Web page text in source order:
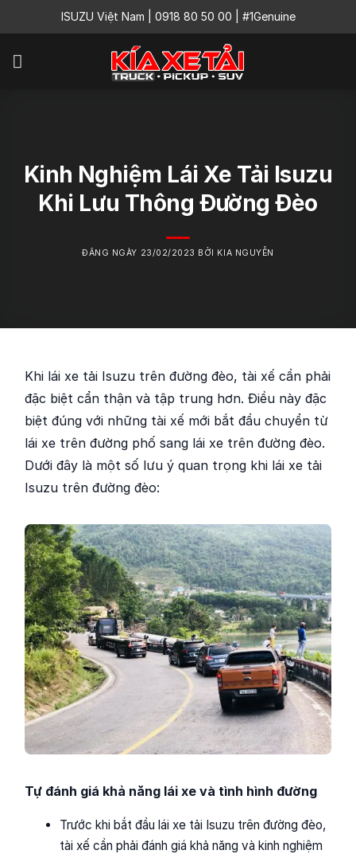
to
ISUZU Việt Nam 0918 80 50 00 #1Genuine
Kinh Nghiệm Lái Xe Tải Isuzu
Khi Lưu Thông Đường Đèo
ĐĂNG NGÀY 23/02/2023 BỞI KIA NGUYỄN
Khi lái xe tải Isuzu trên đường đèo, tài xế cần phải
đặc biệt cẩn thận và tập trung hơn. Điều này đặc
biệt đúng với những tài xế mới bắt đầu chuyển từ
lái xe trên đường phố sang lái xe trên đường đèo.
Dưới đây là một số lưu ý quan trọng khi lái xe tải
Isuzu trên đường đèo:
Tự đánh giá khả năng lái xe và tình hình đường
Trước khi bắt đầu lái xe tải Isuzu trên đường đèo,
tài xế cần phải đánh giá khả năng và kinh nghiệm